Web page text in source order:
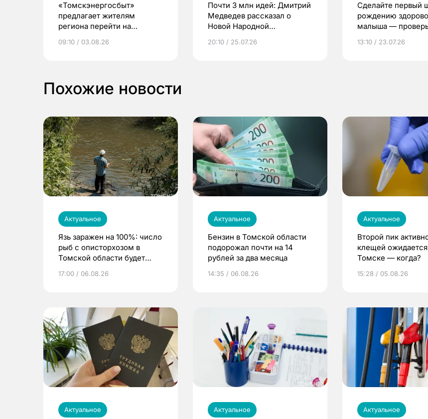
«Томскэнергосбыт»
предлагает жителям
региона перейти на
выиграть призы
09:10 / 03.08.26
Почти 3 млн идей: Дмитрий
Медведев рассказал о
Новой Народной
20:10 / 25.07.26
Сделайте первый
рождению
малыша —
по ОМС!
13:10 / 23.07.26
Похожие новости
Актуальное
Язь заражен на 100%: число
рыб с описторхозом в
Томской области будет
17:00 / 06.08.26
Актуальное
Бензин в Томской области
подорожал почти на 14
рублей за два месяца
14:35 / 06.08.26
Актуальное
Второй пик
клещей
Томске — когда?
15:28 / 05.08.26
Актуальное Актуальное Актуальное